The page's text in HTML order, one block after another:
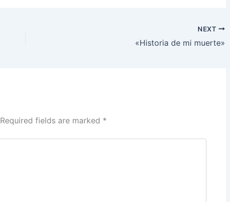
NEXT
«Historia de mi muerte»
Required fields are marked *